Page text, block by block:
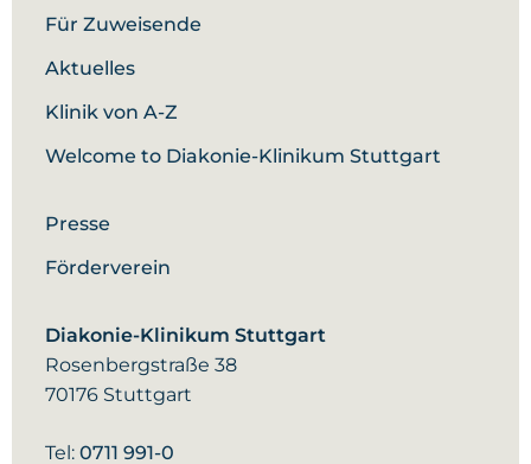
Für Zuweisende
Aktuelles
Klinik von A-Z
Welcome to Diakonie-Klinikum Stuttgart
Presse
Förderverein
Diakonie-Klinikum Stuttgart
Rosenbergstraße 38
70176 Stuttgart
Tel: 0711 991-0